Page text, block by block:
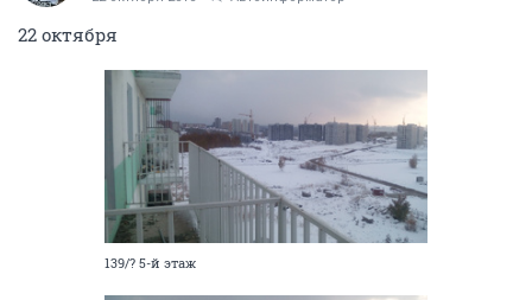
22 октября
139/? 5-й этаж